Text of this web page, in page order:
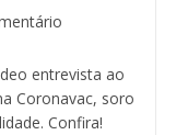
entrevista ao
Coronavac, soro
Confira!